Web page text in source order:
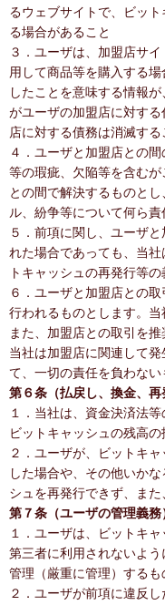
るウェブサイトで、ビッ
る場合があること
３．ユーザは、加盟店サ
用して商品等を購入する
したことを意味する情報
がユーザの加盟店に対す
店に対する債務は消滅す
４．ユーザと加盟店との
等の瑕疵、欠陥等を含む
との間で解決するものと
ル、紛争等について何ら責
５．前項に関し、ユーザ
れた場合であっても、当
トキャッシュの再発行等
６．ユーザと加盟店との
行われるものとします。当
また、加盟店との取引を
当社は加盟店に関連して
て、一切の責任を負わない
第６条（払戻し、換金、再
１．当社は、資金決済法
ビットキャッシュの残高
２．ユーザが、ビットキ
した場合や、その他いか
シュを再発行できず、また
第７条（ユーザの管理義務
１．ユーザは、ビットキ
第三者に利用されないよ
管理（厳重に管理）するも
２．ユーザが前項に違反